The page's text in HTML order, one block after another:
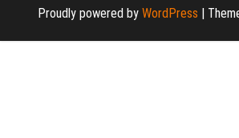
Proudly powered by WordPress